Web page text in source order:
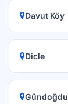
Davut Köy
Dicle
Gündoğdu